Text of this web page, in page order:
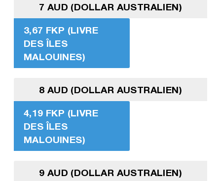
7 AUD (DOLLAR AUSTRALIEN)
3,67 FKP (LIVRE
DES ÎLES
MALOUINES)
8 AUD (DOLLAR AUSTRALIEN)
4,19 FKP (LIVRE
DES ÎLES
MALOUINES)
9 AUD (DOLLAR AUSTRALIEN)